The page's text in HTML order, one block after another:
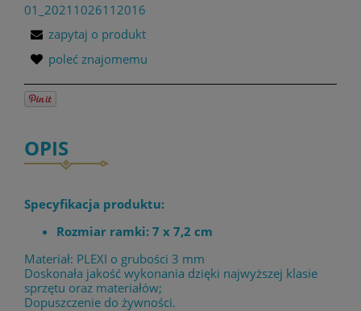
01_20211026112016
zapytaj o produkt
poleć znajomemu
OPIS
Specyfikacja produktu:
Rozmiar ramki: 7 x 7,2 cm
Materiał: PLEXI o grubości 3 mm
Doskonała jakość wykonania dzięki najwyższej klasie
sprzętu oraz materiałów;
Dopuszczenie do żywności.